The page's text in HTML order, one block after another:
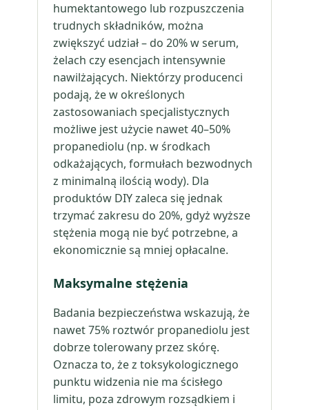
humektantowego lub rozpuszczenia
trudnych składników, można
zwiększyć udział – do 20% w serum,
żelach czy esencjach intensywnie
nawilżających. Niektórzy producenci
podają, że w określonych
zastosowaniach specjalistycznych
możliwe jest użycie nawet 40–50%
propanediolu (np. w środkach
odkażających, formułach bezwodnych
z minimalną ilością wody). Dla
produktów DIY zaleca się jednak
trzymać zakresu do 20%, gdyż wyższe
stężenia mogą nie być potrzebne, a
ekonomicznie są mniej opłacalne.
Maksymalne stężenia
Badania bezpieczeństwa wskazują, że
nawet 75% roztwór propanediolu jest
dobrze tolerowany przez skórę.
Oznacza to, że z toksykologicznego
punktu widzenia nie ma ścisłego
limitu, poza zdrowym rozsądkiem i